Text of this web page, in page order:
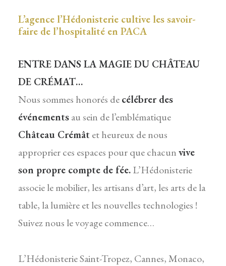
L’agence l’Hédonisterie cultive les savoir-
faire de l’hospitalité en PACA
ENTRE DANS LA MAGIE DU CHÂTEAU
DE CRÉMAT…
Nous sommes honorés decélébrer des
événementsau sein de l’emblématique
Château Crémâtet heureux de nous
approprier ces espaces pour que chacunvive
son propre compte de fée.L’Hédonisterie
associe le mobilier, les artisans d’art, les arts de la
table, la lumière et les nouvelles technologies !
Suivez nous le voyage commence…
L’Hédonisterie Saint-Tropez, Cannes, Monaco,